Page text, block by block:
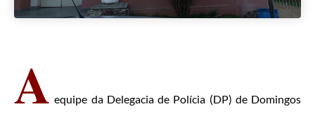
A equipe da Delegacia de Polícia (DP) de Domingos